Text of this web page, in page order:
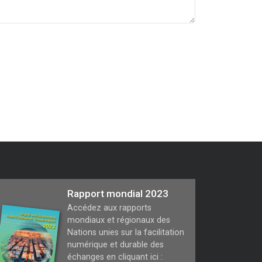
Rapport mondial 2023
Accédez aux rapports
mondiaux et régionaux des
Nations unies sur la facilitation
numérique et durable des
échanges en cliquant ici :